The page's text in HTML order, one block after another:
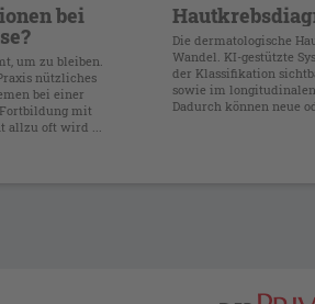
bei
um zu bleiben.
nützliches
bei einer
mit
allzu oft wird ...
Die dermatologische
Wandel. KI-gestützte
der Klassifikation
sowie im
Dadurch können neue